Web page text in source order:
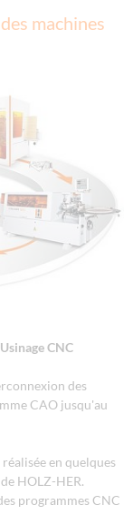
machines
CNC
des
CAO jusqu'au
en quelques
HOLZ-HER.
programmes CNC